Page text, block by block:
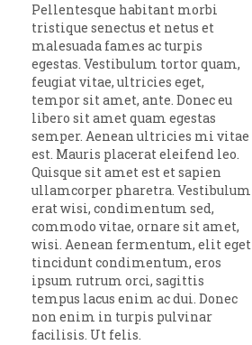
Pellentesque habitant morbi
tristique senectus et netus et
malesuada fames ac turpis
egestas. Vestibulum tortor quam,
feugiat vitae, ultricies eget,
tempor sit amet, ante. Donec eu
libero sit amet quam egestas
semper. Aenean ultricies mi vitae
est. Mauris placerat eleifend leo.
Quisque sit amet est et sapien
ullamcorper pharetra. Vestibulum
erat wisi, condimentum sed,
commodo vitae, ornare sit amet,
wisi. Aenean fermentum, elit eget
tincidunt condimentum, eros
ipsum rutrum orci, sagittis
tempus lacus enim ac dui. Donec
non enim in turpis pulvinar
facilisis. Ut felis.